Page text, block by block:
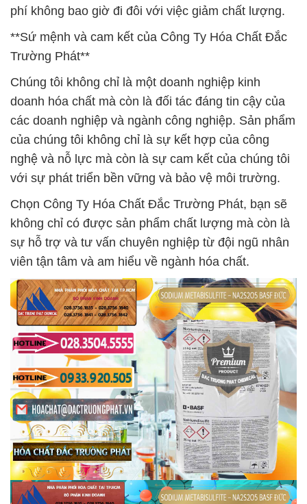
phí không bao giờ đi đôi với việc giảm chất lượng.
**Sứ mệnh và cam kết của Công Ty Hóa Chất Đắc
Trường Phát**
Chúng tôi không chỉ là một doanh nghiệp kinh
doanh hóa chất mà còn là đối tác đáng tin cậy của
các doanh nghiệp và ngành công nghiệp. Sản phẩm
của chúng tôi không chỉ là sự kết hợp của công
nghệ và nỗ lực mà còn là sự cam kết của chúng tôi
với sự phát triển bền vững và bảo vệ môi trường.
Chọn Công Ty Hóa Chất Đắc Trường Phát, bạn sẽ
không chỉ có được sản phẩm chất lượng mà còn là
sự hỗ trợ và tư vấn chuyên nghiệp từ đội ngũ nhân
viên tận tâm và am hiểu về ngành hóa chất.